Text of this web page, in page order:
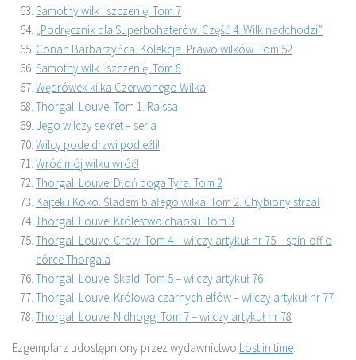
Samotny wilk i szczenię. Tom 7
„Podręcznik dla Superbohaterów. Część 4. Wilk nadchodzi”
Conan Barbarzyńca. Kolekcja. Prawo wilków. Tom 52
Samotny wilk i szczenię. Tom 8
Wędrówek kilka Czerwonego Wilka
Thorgal. Louve. Tom 1. Raissa
Jego wilczy sekret – seria
Wilcy pode drzwi podleźli!
Wróć mój wilku wróć!
Thorgal. Louve. Dłoń boga Tyra. Tom 2
Kajtek i Koko. Śladem białego wilka. Tom 2. Chybiony strzał
Thorgal. Louve. Królestwo chaosu. Tom 3
Thorgal. Louve. Crow. Tom 4 – wilczy artykuł nr 75 – spin-off o
córce Thorgala
Thorgal. Louve. Skald. Tom 5 – wilczy artykuł 76
Thorgal. Louve. Królowa czarnych elfów – wilczy artykuł nr 77
Thorgal. Louve. Nidhogg. Tom 7 – wilczy artykuł nr 78
Ezgemplarz udostępniony przez wydawnictwo Lost in time.